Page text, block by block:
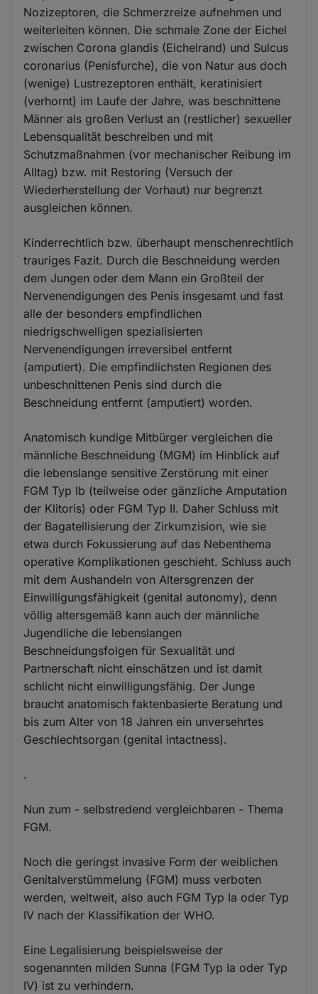
Nozizeptoren, die Schmerzreize aufnehmen und
weiterleiten können. Die schmale Zone der Eichel
zwischen Corona glandis (Eichelrand) und Sulcus
coronarius (Penisfurche), die von Natur aus doch
(wenige) Lustrezeptoren enthält, keratinisiert
(verhornt) im Laufe der Jahre, was beschnittene
Männer als großen Verlust an (restlicher) sexueller
Lebensqualität beschreiben und mit
Schutzmaßnahmen (vor mechanischer Reibung im
Alltag) bzw. mit Restoring (Versuch der
Wiederherstellung der Vorhaut) nur begrenzt
ausgleichen können.
Kinderrechtlich bzw. überhaupt menschenrechtlich
trauriges Fazit. Durch die Beschneidung werden
dem Jungen oder dem Mann ein Großteil der
Nervenendigungen des Penis insgesamt und fast
alle der besonders empfindlichen
niedrigschwelligen spezialisierten
Nervenendigungen irreversibel entfernt
(amputiert). Die empfindlichsten Regionen des
unbeschnittenen Penis sind durch die
Beschneidung entfernt (amputiert) worden.
Anatomisch kundige Mitbürger vergleichen die
männliche Beschneidung (MGM) im Hinblick auf
die lebenslange sensitive Zerstörung mit einer
FGM Typ Ib (teilweise oder gänzliche Amputation
der Klitoris) oder FGM Typ II. Daher Schluss mit
der Bagatellisierung der Zirkumzision, wie sie
etwa durch Fokussierung auf das Nebenthema
operative Komplikationen geschieht. Schluss auch
mit dem Aushandeln von Altersgrenzen der
Einwilligungsfähigkeit (genital autonomy), denn
völlig altersgemäß kann auch der männliche
Jugendliche die lebenslangen
Beschneidungsfolgen für Sexualität und
Partnerschaft nicht einschätzen und ist damit
schlicht nicht einwilligungsfähig. Der Junge
braucht anatomisch faktenbasierte Beratung und
bis zum Alter von 18 Jahren ein unversehrtes
Geschlechtsorgan (genital intactness).
.
Nun zum - selbstredend vergleichbaren - Thema
FGM.
Noch die geringst invasive Form der weiblichen
Genitalverstümmelung (FGM) muss verboten
werden, weltweit, also auch FGM Typ Ia oder Typ
IV nach der Klassifikation der WHO.
Eine Legalisierung beispielsweise der
sogenannten milden Sunna (FGM Typ Ia oder Typ
IV) ist zu verhindern.